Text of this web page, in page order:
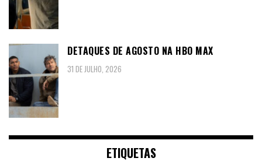
DETAQUES DE AGOSTO NA HBO MAX
31 DE JULHO, 2026
ETIQUETAS